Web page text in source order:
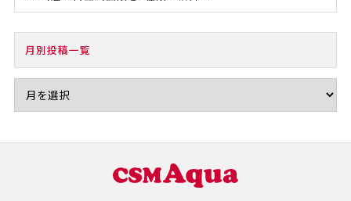
月別投稿一覧